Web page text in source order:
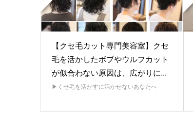
【クセ毛カット専門美容室】クセ
毛を活かしたボブやウルフカット
が似合わない原因は、広がりに...
▶︎くせ毛を活かすに活かせないあなたへ